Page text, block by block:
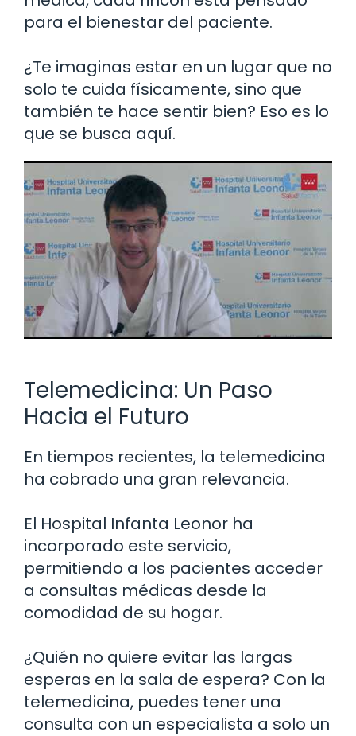
para el bienestar del paciente.
¿Te imaginas estar en un lugar que no
solo te cuida físicamente, sino que
también te hace sentir bien? Eso es lo
que se busca aquí.
Telemedicina: Un Paso
Hacia el Futuro
En tiempos recientes, la telemedicina
ha cobrado una gran relevancia.
El Hospital Infanta Leonor ha
incorporado este servicio,
permitiendo a los pacientes acceder
a consultas médicas desde la
comodidad de su hogar.
¿Quién no quiere evitar las largas
esperas en la sala de espera? Con la
telemedicina, puedes tener una
consulta con un especialista a solo un